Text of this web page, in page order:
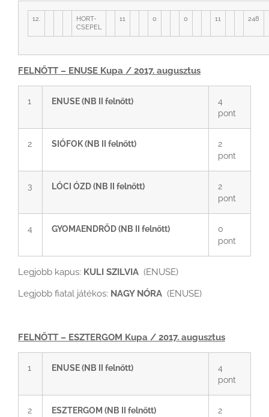
12.
HORT-
CSEPEL
11 0 0 11 248
FELNŐTT – ENUSE Kupa / 2017. augusztus
1 ENUSE (NB II felnőtt)
4
pont
2 SIÓFOK (NB II felnőtt)
2
pont
3 LÓCI ÓZD (NB II felnőtt)
2
pont
4 GYOMAENDRŐD (NB II felnőtt)
0
pont
Legjobb kapus: KULI SZILVIA (ENUSE)
Legjobb fiatal játékos: NAGY NÓRA (ENUSE)
FELNŐTT – ESZTERGOM Kupa / 2017. augusztus
1 ENUSE (NB II felnőtt)
4
pont
2 ESZTERGOM (NB II felnőtt)
2